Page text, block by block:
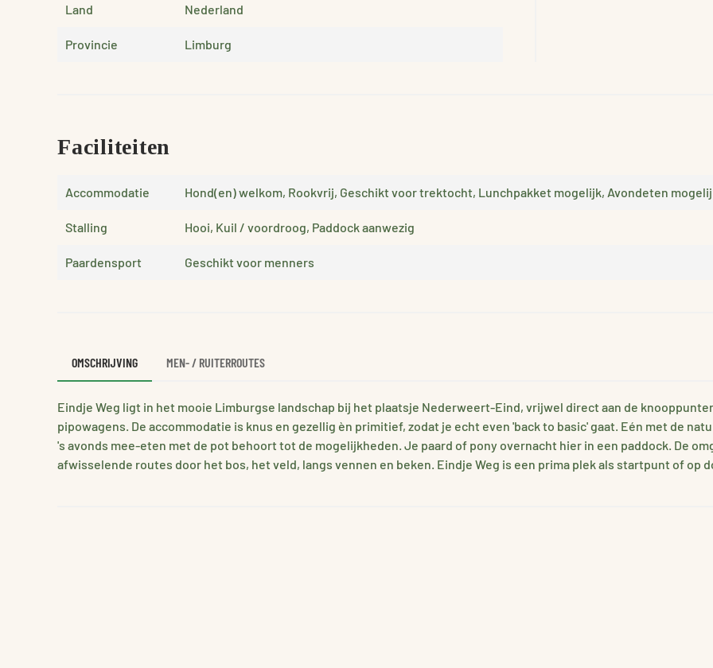
Land Nederland
Provincie Limburg
Faciliteiten
Accommodatie Hond(en) welkom, Rookvrij, Geschikt voor trektocht, Lunchpakket mogelijk, Avondeten
Stalling Hooi, Kuil / voordroog, Paddock aanwezig
Paardensport Geschikt voor menners
OMSCHRIJVING MEN- / RUITERROUTES
Eindje Weg ligt in het mooie Limburgse landschap bij het plaatsje Nederweert-Eind, vrijwel direct aan de
pipowagens. De accommodatie is knus en gezellig èn primitief, zodat je echt even 'back to basic' gaat. Eén met de
's avonds mee-eten met de pot behoort tot de mogelijkheden. Je paard of pony overnacht hier in een paddock. De
afwisselende routes door het bos, het veld, langs vennen en beken. Eindje Weg is een prima plek als startpunt of op